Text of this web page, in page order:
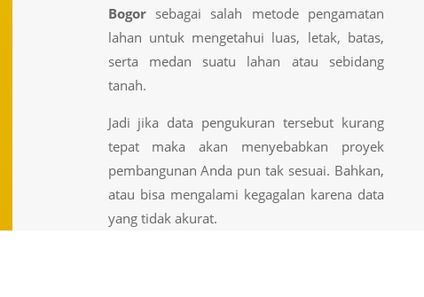
Bogorsebagai salah metode pengamatan
lahan untuk mengetahui luas, letak, batas,
serta medan suatu lahan atau sebidang
tanah.
Jadi jika data pengukuran tersebut kurang
tepat maka akan menyebabkan proyek
pembangunan Anda pun tak sesuai. Bahkan,
atau bisa mengalami kegagalan karena data
yang tidak akurat.